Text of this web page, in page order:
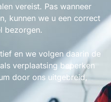
vereist. Pas wanneer
kunnen we u een correct
bezorgen.
en we volgen daarin de
verplaatsing beperken
door ons uitgebreid,